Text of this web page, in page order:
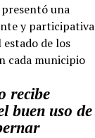
presentó una
y participativa
estado de los
cada municipio
recibe
buen uso de